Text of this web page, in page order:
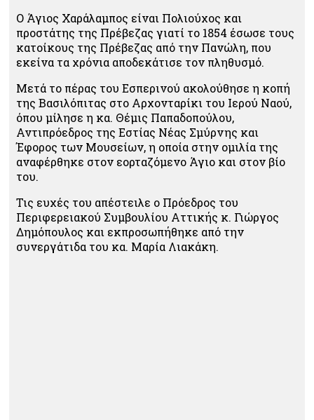
Ο Άγιος Χαράλαμπος είναι Πολιούχος και
προστάτης της Πρέβεζας γιατί το 1854 έσωσε τους
κατοίκους της Πρέβεζας από την Πανώλη, που
εκείνα τα χρόνια αποδεκάτισε τον πληθυσμό.
Μετά το πέρας του Εσπερινού ακολούθησε η κοπή
της Βασιλόπιτας στο Αρχονταρίκι του Ιερού Ναού,
όπου μίλησε η κα. Θέμις Παπαδοπούλου,
Αντιπρόεδρος της Εστίας Νέας Σμύρνης και
Έφορος των Μουσείων, η οποία στην ομιλία της
αναφέρθηκε στον εορταζόμενο Άγιο και στον βίο
του.
Τις ευχές του απέστειλε ο Πρόεδρος του
Περιφερειακού Συμβουλίου Αττικής κ. Γιώργος
Δημόπουλος και εκπροσωπήθηκε από την
συνεργάτιδα του κα. Μαρία Λιακάκη.